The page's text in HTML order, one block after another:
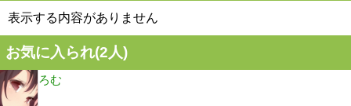
表示する内容がありません
お気に入られ(2人)
ろむ